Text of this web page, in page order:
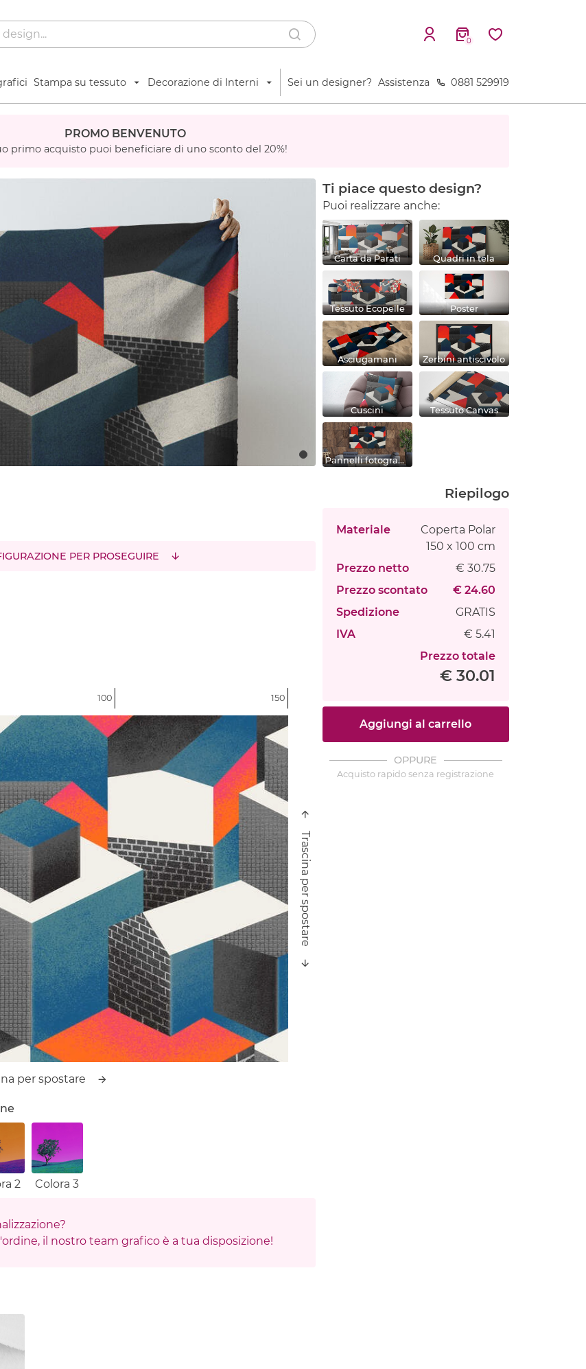
0
Stampa su tessuto Decorazione di Interni Sei un designer? Assistenza 0881 529919
PROMO BENVENUTO
primo acquisto puoi beneficiare di uno sconto del 20%!
Ti piace questo design?
Puoi realizzare anche:
Carta da Parati Quadri in tela
Tessuto Ecopelle Poster
Asciugamani Zerbini antiscivolo
Cuscini Tessuto Canvas
Pannelli fotografici
PER PROSEGUIRE
100 150
per spostare
Trascina per spostare
2 Colora 3
il nostro team grafico è a tua disposizione!
Riepilogo
Materiale
Coperta Polar
150 x 100 cm
Prezzo netto
€ 30.75
Prezzo scontato
€ 24.60
Spedizione
GRATIS
IVA
€ 5.41
Prezzo totale
€ 30.01
Aggiungi al carrello
OPPURE
Acquisto rapido senza registrazione